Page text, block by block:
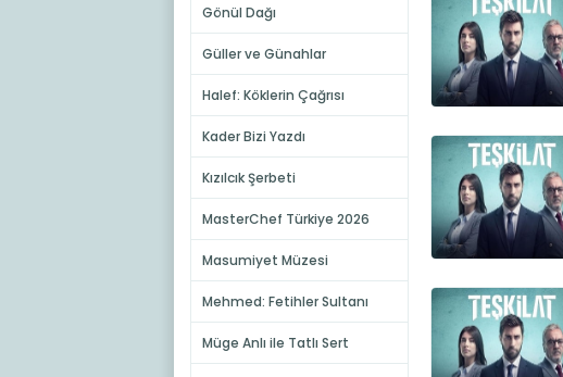
Gönül Dağı
Güller ve Günahlar
Halef: Köklerin Çağrısı
Kader Bizi Yazdı
Kızılcık Şerbeti
MasterChef Türkiye 2026
Masumiyet Müzesi
Mehmed: Fetihler Sultanı
Müge Anlı ile Tatlı Sert